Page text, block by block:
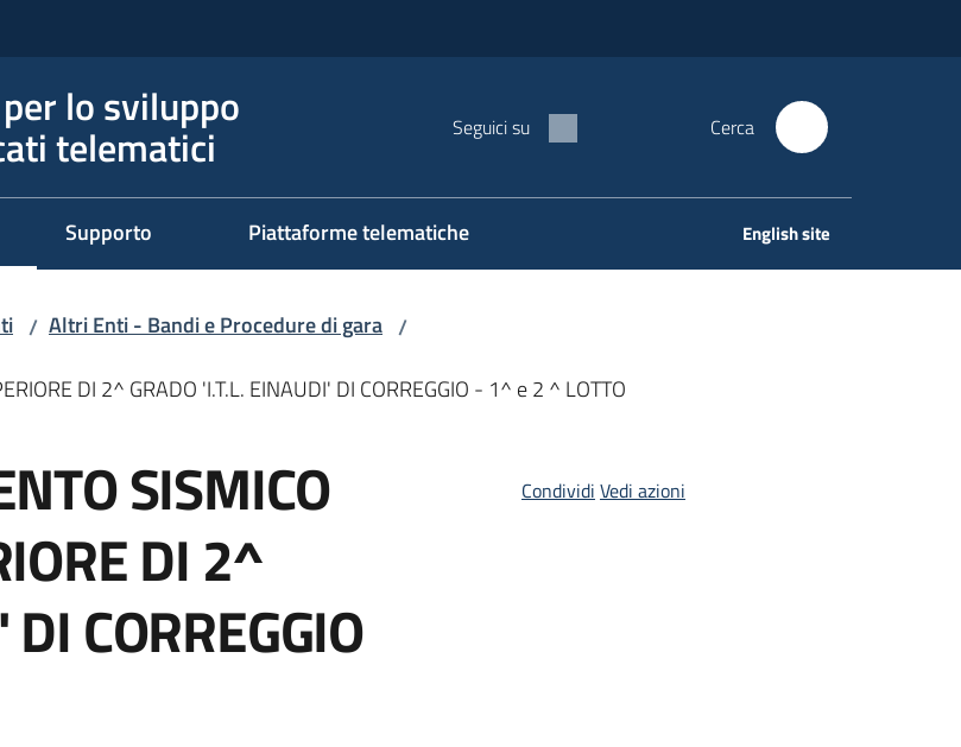
lo sviluppo
telematici Seguici su Cerca
Supporto Piattaforme telematiche English site
/ Altri Enti - Bandi e Procedure di gara /
DI 2^ GRADO 'I.T.L. EINAUDI' DI CORREGGIO - 1^ e 2 ^ LOTTO
SISMICO
DI 2^
CORREGGIO
Condividi Vedi azioni